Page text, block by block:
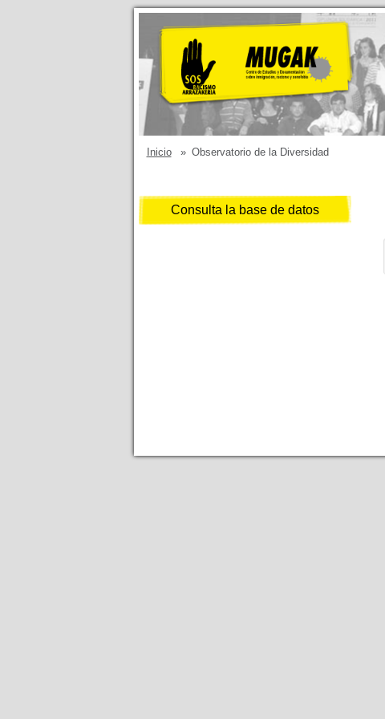
Inicio » Observatorio de la Diversidad
Consulta la base de datos